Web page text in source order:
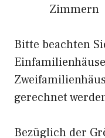
Zimmern
Bitte beachten
gerechnet
Bezüglich der